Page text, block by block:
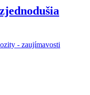
- zaujímavosti